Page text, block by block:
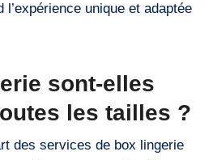
l’expérience unique et adaptée
sont-elles
les tailles ?